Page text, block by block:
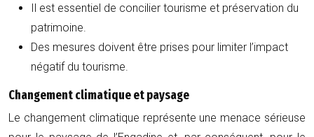
Il est essentiel de concilier tourisme et préservation du
patrimoine.
Des mesures doivent être prises pour limiter l’impact
négatif du tourisme.
Changement climatique et paysage
Le changement climatique représente une menace sérieuse